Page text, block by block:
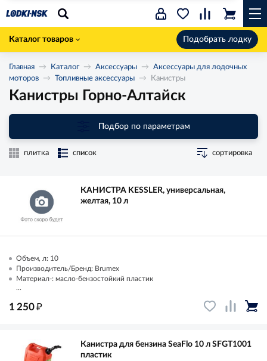
Каталог товаров Подобрать лодку
Главная Каталог Аксессуары
Аксессуары для лодочных
моторов
Топливные аксессуары Канистры
Канистры Горно-Алтайск
Подбор по параметрам
плитка список сортировка
КАНИСТРА KESSLER, универсальная,
желтая, 10 л
Объем, л: 10
Производитель/Бренд: Brumex
Материал-: масло-бензостойкий пластик
...
1 250₽
Канистра для бензина SeaFlo 10 л SFGT1001
пластик